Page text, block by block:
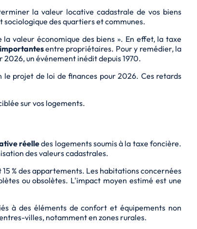
lavaleur locative cadastrale de vos biens
des quartiers et communes.
valeur économique des biens ». En effet, la taxe
entre propriétaires. Pour y remédier, la
un événement inédit depuis 1970.
projet de loi de finances pour 2026. Ces retards
sur vos logements.
réelledes logements soumis à la taxe foncière.
des valeurs cadastrales.
15 % des appartements. Les habitations concernées
ou obsolètes. L'impact moyen estimé est une
à des éléments de confort et équipements non
villes, notamment en zones rurales.